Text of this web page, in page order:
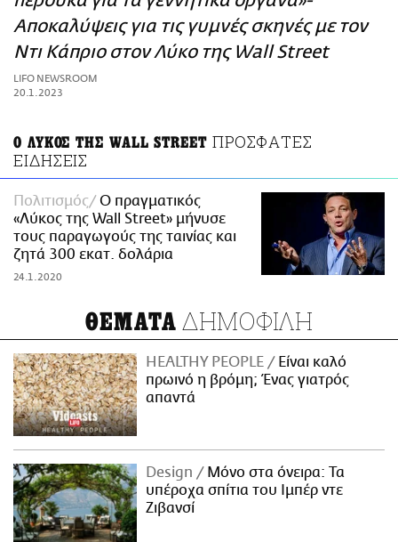
ΑΜΠΑ
PRINT
Aποκαλύψεις για τις γυμνές σκηνές με τον
Ντι Κάπριο στον Λύκο της Wall Street
LIFO NEWSROOM
20.1.2023
Ο ΛΥΚΟΣ ΤΗΣ WALL STREET ΠΡΟΣΦΑΤΕΣ
ΕΙΔΗΣΕΙΣ
Πολιτισμός
O πραγματικός
«Λύκος της Wall Street» μήνυσε
τους παραγωγούς της ταινίας και
ζητά 300 εκατ. δολάρια
24.1.2020
ΘΕΜΑΤΑ ΔΗΜΟΦΙΛΗ
HEALTHY PEOPLE
Είναι καλό
πρωινό η βρόμη; Ένας γιατρός
απαντά
Design
Μόνο στα όνειρα: Τα
υπέροχα σπίτια του Ιμπέρ ντε
Ζιβανσί